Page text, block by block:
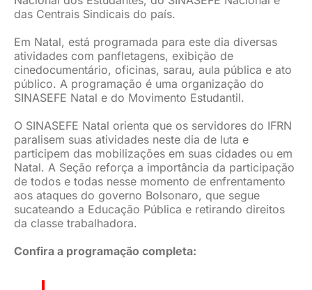
das Centrais Sindicais do país.
Em Natal, está programada para este dia diversas
atividades com panfletagens, exibição de
cinedocumentário, oficinas, sarau, aula pública e ato
público. A programação é uma organização do
SINASEFE Natal e do Movimento Estudantil.
O SINASEFE Natal orienta que os servidores do IFRN
paralisem suas atividades neste dia de luta e
participem das mobilizações em suas cidades ou em
Natal. A Seção reforça a importância da participação
de todos e todas nesse momento de enfrentamento
aos ataques do governo Bolsonaro, que segue
sucateando a Educação Pública e retirando direitos
da classe trabalhadora.
Confira a programação completa: